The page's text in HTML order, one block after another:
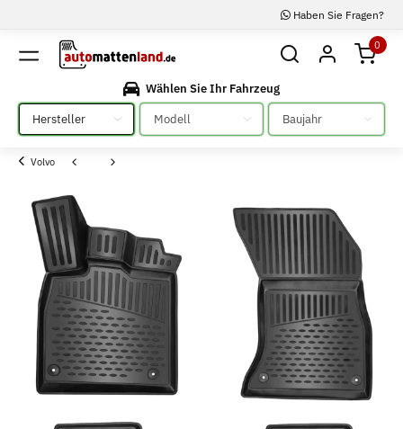
Haben Sie Fragen?
0
Wählen Sie Ihr Fahrzeug
Bitte auswählen
Bitte auswählen Bitte auswählen
Volvo